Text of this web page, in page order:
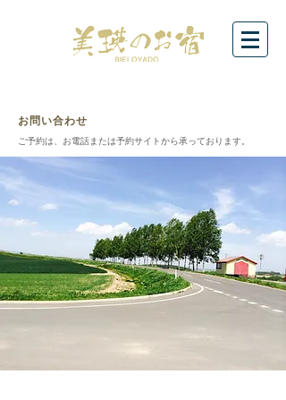
お問い合わせ
​ご予約は、お電話または予約サイトから承っております。